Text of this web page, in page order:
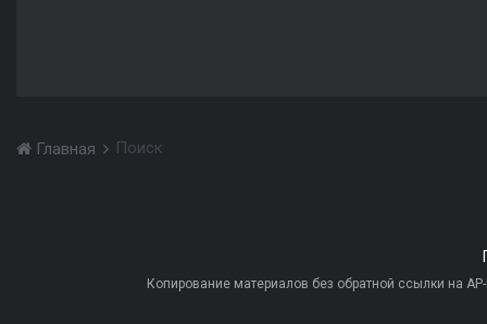
Главная Поиск
Копирование материалов без обратной ссылки на